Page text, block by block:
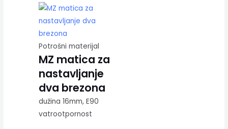
Potrošni materijal
MZ matica za
nastavljanje
dva brezona
dužina 16mm, E90
vatrootpornost